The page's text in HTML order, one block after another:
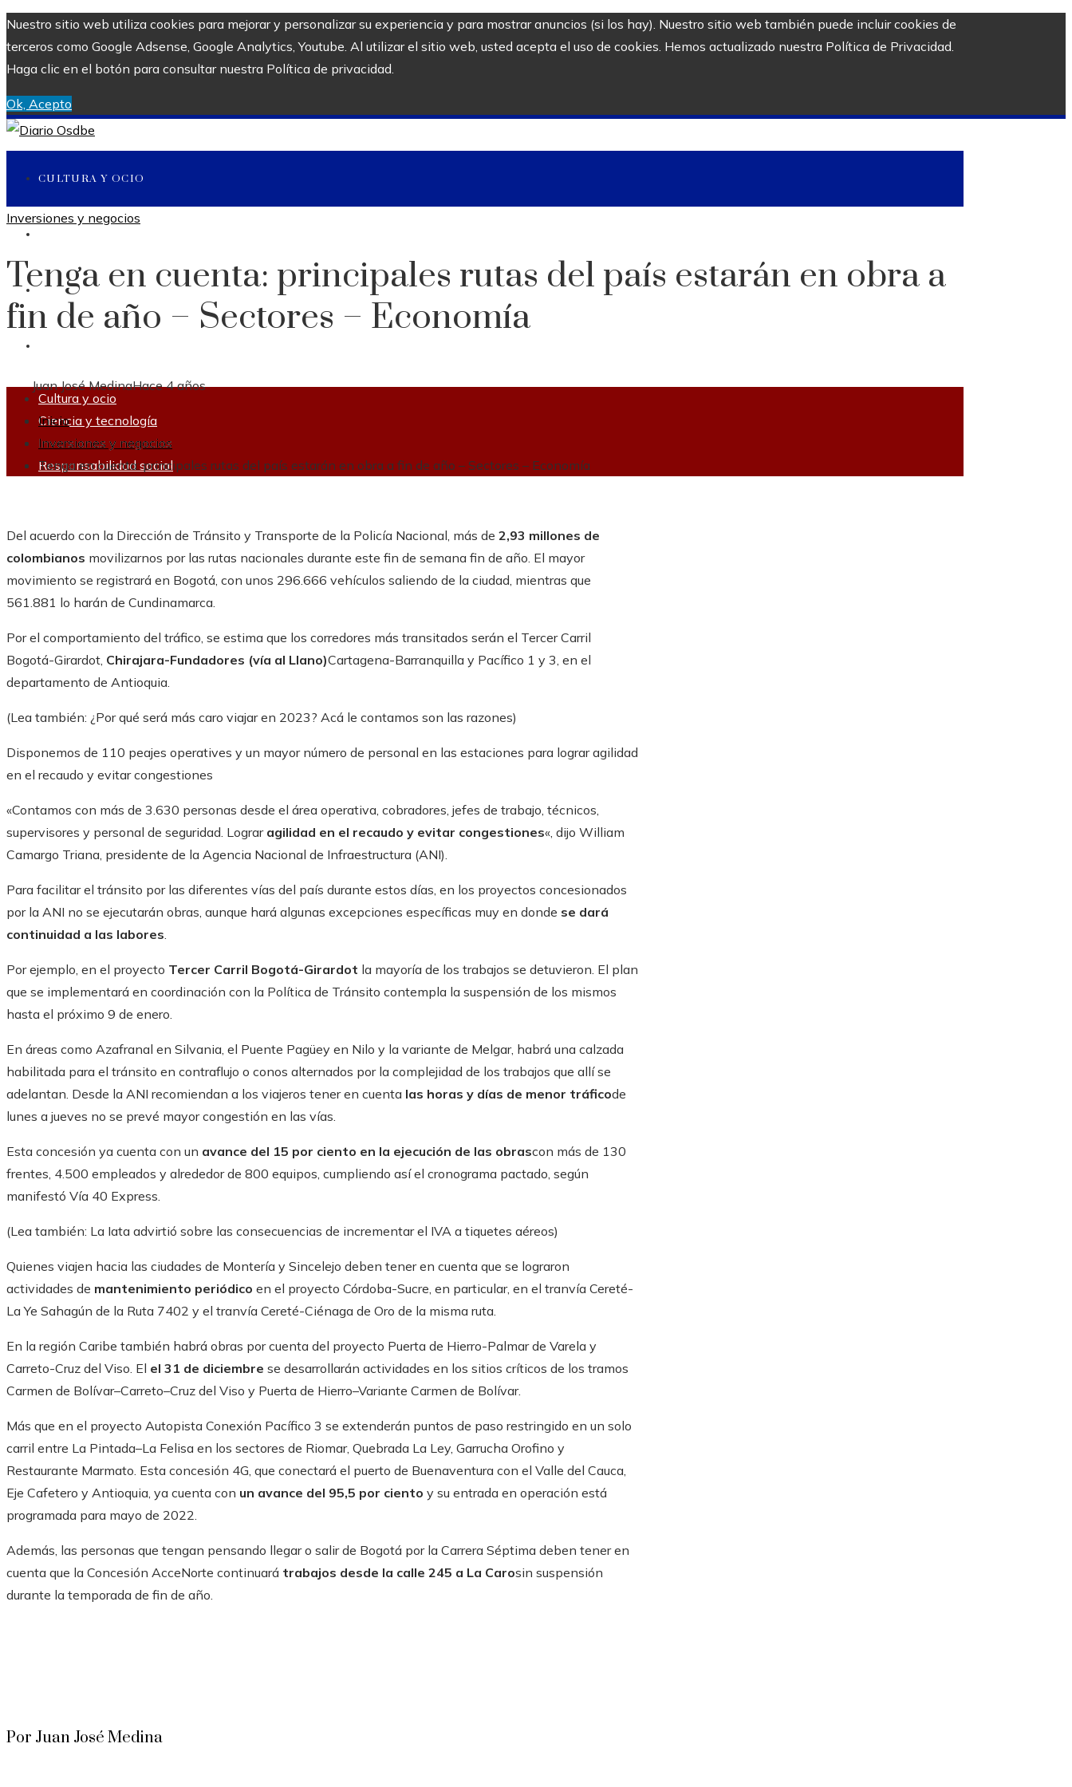
Nuestro sitio web utiliza cookies para mejorar y personalizar su experiencia y para mostrar anuncios (si los hay). Nuestro sitio web también puede incluir cookies de
terceros como Google Adsense, Google Analytics, Youtube. Al utilizar el sitio web, usted acepta el uso de cookies. Hemos actualizado nuestra Política de Privacidad.
Haga clic en el botón para consultar nuestra Política de privacidad.
Ok, Acepto
CULTURA Y OCIO
INVERSIONES Y NEGOCIOS
Cultura y ocio
Ciencia y tecnología
Inversiones y negocios
Responsabilidad social
Inversiones y negocios
Tenga en cuenta: principales rutas del país estarán en obra a
fin de año – Sectores – Economía
Juan José MedinaHace 4 años
Inicio
Inversiones y negocios
Tenga en cuenta: principales rutas del país estarán en obra a fin de año – Sectores – Economía
Del acuerdo con la Dirección de Tránsito y Transporte de la Policía Nacional, más de 2,93 millones de
colombianos movilizarnos por las rutas nacionales durante este fin de semana fin de año. El mayor
movimiento se registrará en Bogotá, con unos 296.666 vehículos saliendo de la ciudad, mientras que
561.881 lo harán de Cundinamarca.
Por el comportamiento del tráfico, se estima que los corredores más transitados serán el Tercer Carril
Bogotá-Girardot, Chirajara-Fundadores (vía al Llano)Cartagena-Barranquilla y Pacífico 1 y 3, en el
departamento de Antioquia.
(Lea también: ¿Por qué será más caro viajar en 2023? Acá le contamos son las razones)
Disponemos de 110 peajes operatives y un mayor número de personal en las estaciones para lograr agilidad
en el recaudo y evitar congestiones
«Contamos con más de 3.630 personas desde el área operativa, cobradores, jefes de trabajo, técnicos,
supervisores y personal de seguridad. Lograr agilidad en el recaudo y evitar congestiones«, dijo William
Camargo Triana, presidente de la Agencia Nacional de Infraestructura (ANI).
Para facilitar el tránsito por las diferentes vías del país durante estos días, en los proyectos concesionados
por la ANI no se ejecutarán obras, aunque hará algunas excepciones específicas muy en donde se dará
continuidad a las labores.
Por ejemplo, en el proyecto Tercer Carril Bogotá-Girardot la mayoría de los trabajos se detuvieron. El plan
que se implementará en coordinación con la Política de Tránsito contempla la suspensión de los mismos
hasta el próximo 9 de enero.
En áreas como Azafranal en Silvania, el Puente Pagüey en Nilo y la variante de Melgar, habrá una calzada
habilitada para el tránsito en contraflujo o conos alternados por la complejidad de los trabajos que allí se
adelantan. Desde la ANI recomiendan a los viajeros tener en cuenta las horas y días de menor tráficode
lunes a jueves no se prevé mayor congestión en las vías.
Esta concesión ya cuenta con un avance del 15 por ciento en la ejecución de las obrascon más de 130
frentes, 4.500 empleados y alrededor de 800 equipos, cumpliendo así el cronograma pactado, según
manifestó Vía 40 Express.
(Lea también: La Iata advirtió sobre las consecuencias de incrementar el IVA a tiquetes aéreos)
Quienes viajen hacia las ciudades de Montería y Sincelejo deben tener en cuenta que se lograron
actividades de mantenimiento periódico en el proyecto Córdoba-Sucre, en particular, en el tranvía Cereté-
La Ye Sahagún de la Ruta 7402 y el tranvía Cereté-Ciénaga de Oro de la misma ruta.
En la región Caribe también habrá obras por cuenta del proyecto Puerta de Hierro-Palmar de Varela y
Carreto-Cruz del Viso. El el 31 de diciembre se desarrollarán actividades en los sitios críticos de los tramos
Carmen de Bolívar–Carreto–Cruz del Viso y Puerta de Hierro–Variante Carmen de Bolívar.
Más que en el proyecto Autopista Conexión Pacífico 3 se extenderán puntos de paso restringido en un solo
carril entre La Pintada–La Felisa en los sectores de Riomar, Quebrada La Ley, Garrucha Orofino y
Restaurante Marmato. Esta concesión 4G, que conectará el puerto de Buenaventura con el Valle del Cauca,
Eje Cafetero y Antioquia, ya cuenta con un avance del 95,5 por ciento y su entrada en operación está
programada para mayo de 2022.
Además, las personas que tengan pensando llegar o salir de Bogotá por la Carrera Séptima deben tener en
cuenta que la Concesión AcceNorte continuará trabajos desde la calle 245 a La Carosin suspensión
durante la temporada de fin de año.
Por Juan José Medina